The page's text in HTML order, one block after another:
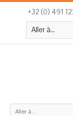
+32 (0) 491
Aller à...
Aller à...